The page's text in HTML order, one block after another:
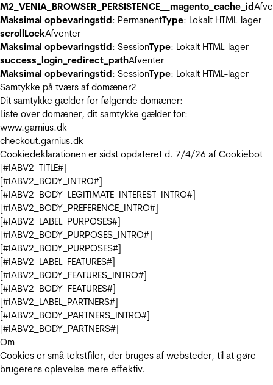
M2_VENIA_BROWSER_PERSISTENCE__magento_cache_id
Maksimal opbevaringstid: PermanentType: Lokalt HTML-lager
scrollLockAfventer
Maksimal opbevaringstid: SessionType: Lokalt HTML-lager
success_login_redirect_pathAfventer
Maksimal opbevaringstid: SessionType: Lokalt HTML-lager
Samtykke på tværs af domæner2
Dit samtykke gælder for følgende domæner:
Liste over domæner, dit samtykke gælder for:
www.garnius.dk
checkout.garnius.dk
Cookiedeklarationen er sidst opdateret d. 7/4/26 af Cookiebot
[#IABV2_TITLE#]
[#IABV2_BODY_INTRO#]
[#IABV2_BODY_LEGITIMATE_INTEREST_INTRO#]
[#IABV2_BODY_PREFERENCE_INTRO#]
[#IABV2_LABEL_PURPOSES#]
[#IABV2_BODY_PURPOSES_INTRO#]
[#IABV2_BODY_PURPOSES#]
[#IABV2_LABEL_FEATURES#]
[#IABV2_BODY_FEATURES_INTRO#]
[#IABV2_BODY_FEATURES#]
[#IABV2_LABEL_PARTNERS#]
[#IABV2_BODY_PARTNERS_INTRO#]
[#IABV2_BODY_PARTNERS#]
Om
Cookies er små tekstfiler, der bruges af websteder, til at gøre
brugerens oplevelse mere effektiv.